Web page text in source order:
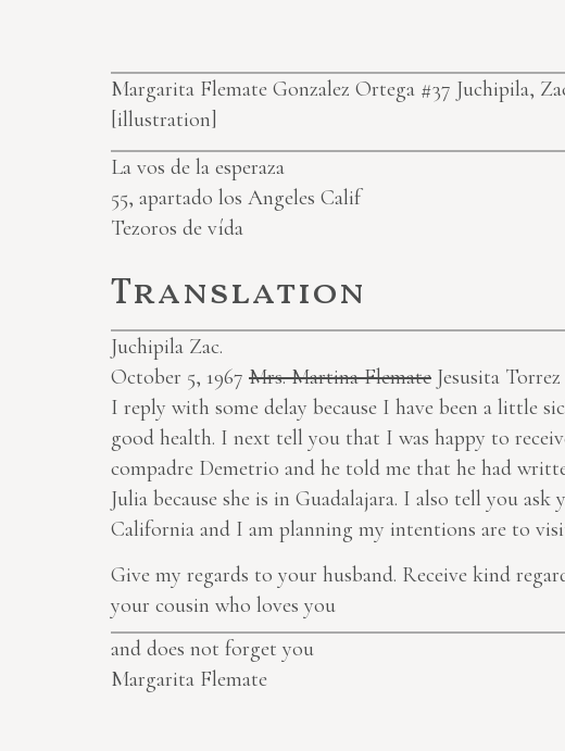
Margarita Flemate Gonzalez Ortega #37 Juchipila,
[illustration]
La vos de la esperaza
55, apartado los Angeles Calif
Tezoros de vída
Translation
Juchipila Zac.
October 5, 1967 Mrs. Martina Flemate Jesusita
I reply with some delay because I have been a
good health. I next tell you that I was happy to
compadre Demetrio and he told me that he had
Julia because she is in Guadalajara. I also tell you
California and I am planning my intentions are to
Give my regards to your husband. Receive kind
your cousin who loves you
and does not forget you
Margarita Flemate